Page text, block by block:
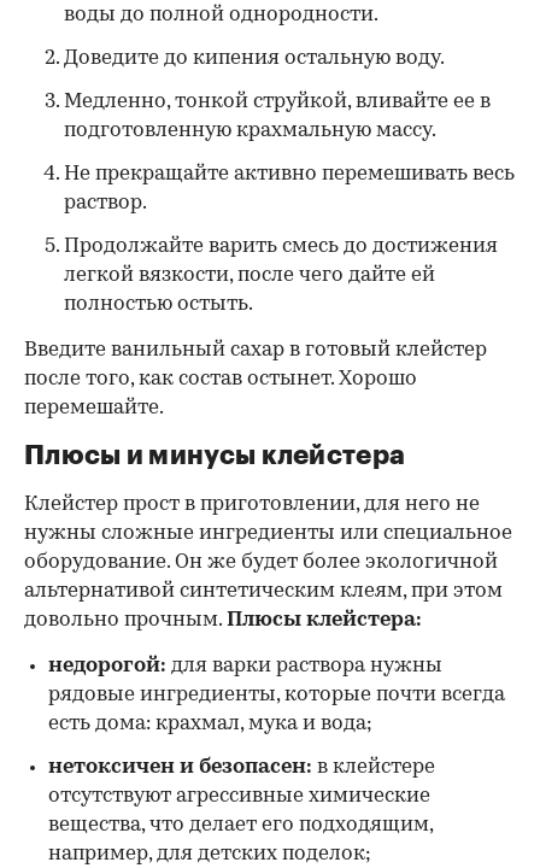
воды до полной однородности.
Доведите до кипения остальную воду.
Медленно, тонкой струйкой, вливайте ее в
подготовленную крахмальную массу.
Не прекращайте активно перемешивать весь
раствор.
Продолжайте варить смесь до достижения
легкой вязкости, после чего дайте ей
полностью остыть.
Введите ванильный сахар в готовый клейстер
после того, как состав остынет. Хорошо
перемешайте.
Плюсы и минусы клейстера
Клейстер прост в приготовлении, для него не
нужны сложные ингредиенты или специальное
оборудование. Он же будет более экологичной
альтернативой синтетическим клеям, при этом
довольно прочным. Плюсы клейстера:
недорогой: для варки раствора нужны
рядовые ингредиенты, которые почти всегда
есть дома: крахмал, мука и вода;
нетоксичен и безопасен: в клейстере
отсутствуют агрессивные химические
вещества, что делает его подходящим,
например, для детских поделок;